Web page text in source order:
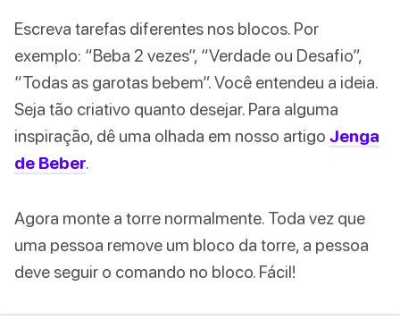
Escreva tarefas diferentes nos blocos. Por
exemplo: “Beba 2 vezes”, “Verdade ou Desafio”,
“Todas as garotas bebem”. Você entendeu a ideia.
Seja tão criativo quanto desejar. Para alguma
inspiração, dê uma olhada em nosso artigo Jenga
de Beber.
Agora monte a torre normalmente. Toda vez que
uma pessoa remove um bloco da torre, a pessoa
deve seguir o comando no bloco. Fácil!